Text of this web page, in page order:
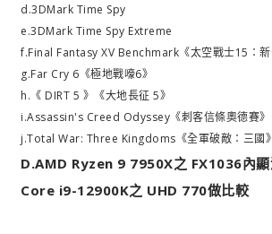
d.3DMark Time Spy
e.3DMark Time Spy Extreme
f.Final Fantasy XV Benchmark《太空戰士15：新
g.Far Cry 6《極地戰嚎6》
h.《 DIRT 5 》《大地長征 5》
i.Assassin's Creed Odyssey《刺客信條奧德賽》
j.Total War: Three Kingdoms《全軍破敵：三國》
D.AMD Ryzen 9 7950X之 FX1036內
Core i9-12900K之 UHD 770做比較